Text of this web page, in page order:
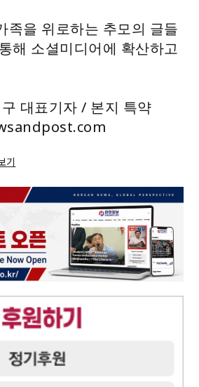
족을 위로하는 추모의 글들
해 소셜미디어에 확산하고
대표기자 / 본지 특약
기